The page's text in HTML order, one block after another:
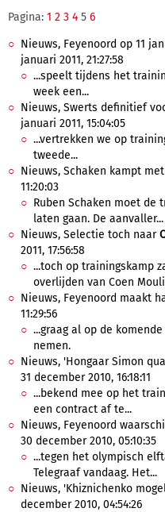
Pagina: 1 2 3 4 5 6
Nieuws, Feyenoord op 11
januari 2011, 21:27:58
...speelt tijdens het
week een...
Nieuws, Swerts definitief
januari 2011, 15:04:05
...vertrekken we op
tweede...
Nieuws, Schaken kampt
11:20:03
Ruben Schaken moet de
laten gaan. De aanvaller...
Nieuws, Selectie toch naar
2011, 17:56:58
...toch op trainingskamp
overlijden van Coen
Nieuws, Feyenoord maakt
11:29:56
...graag al op de
nemen.
Nieuws, 'Hongaar Simon
31 december 2010, 16:18:11
...bekend mee op het
een contract af te...
Nieuws, Feyenoord
30 december 2010, 05:10:35
...tegen het olympisch
Telegraaf vandaag. Het...
Nieuws, 'Khiznichenko
december 2010, 04:54:26